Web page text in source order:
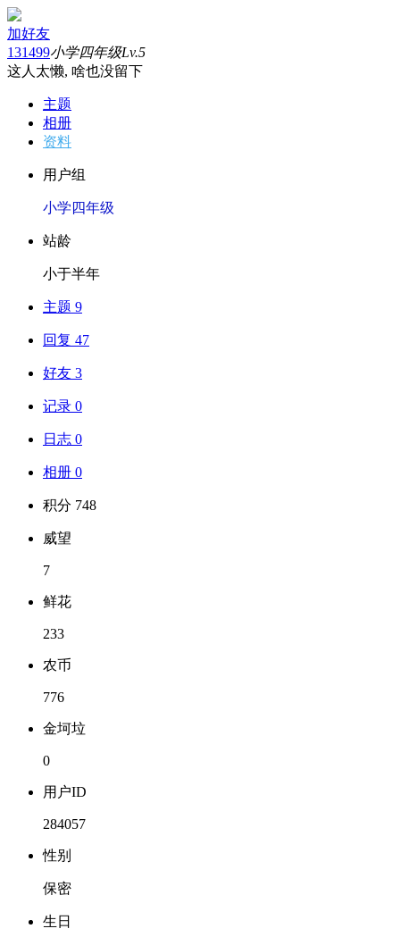
加好友
131499小学四年级Lv.5
这人太懒, 啥也没留下
主题
相册
资料
用户组
小学四年级
站龄
小于半年
主题 9
回复 47
好友 3
记录 0
日志 0
相册 0
积分 748
威望
7
鲜花
233
农币
776
金坷垃
0
用户ID
284057
性别
保密
生日